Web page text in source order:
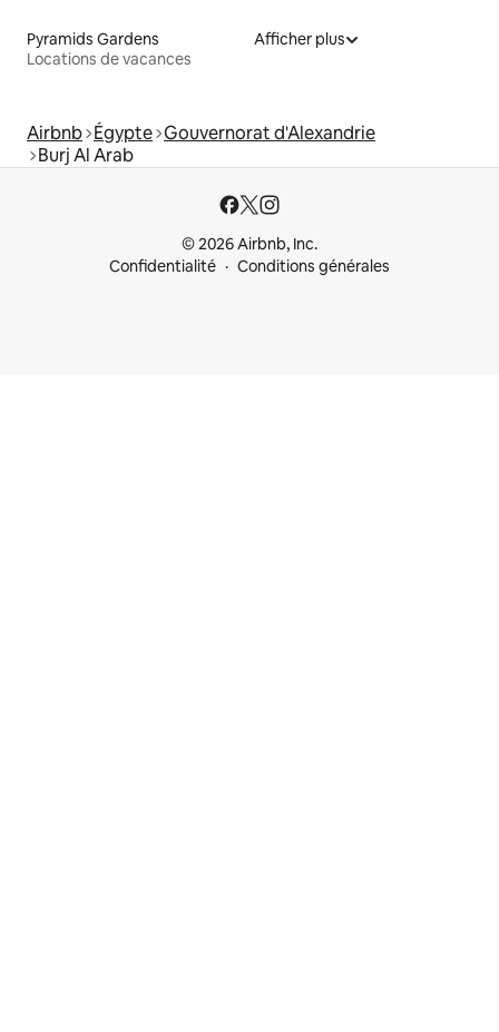
Pyramids Gardens
Locations de vacances
Afficher plus
Airbnb Égypte Gouvernorat d'Alexandrie
Burj Al Arab
© 2026 Airbnb, Inc.
Confidentialité
Conditions générales